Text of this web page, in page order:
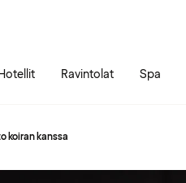
Ravintolat Spa
koiran kanssa